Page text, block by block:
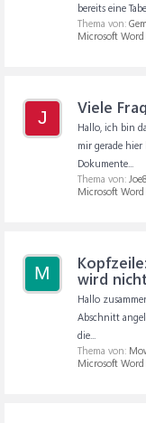
bereits eine
Thema von:
Microsoft
J Viele
Hallo, ich bin
mir gerade
Dokumente...
Thema von:
Microsoft
M
wird
Hallo
Abschnitt
die...
Thema von:
Microsoft